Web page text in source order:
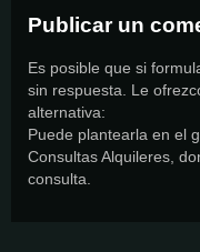
Publicar un
Es posible que si
sin respuesta. Le
alternativa:
Puede plantearla en el
Consultas Alquileres,
consulta.